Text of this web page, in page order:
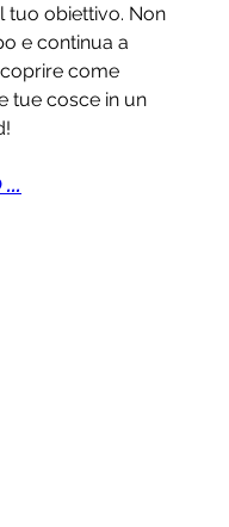
tuo obiettivo. Non
e continua a
come
tue cosce in un
...